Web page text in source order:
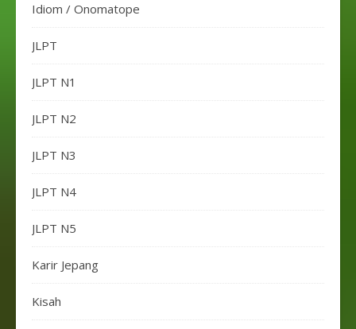
Idiom / Onomatope
JLPT
JLPT N1
JLPT N2
JLPT N3
JLPT N4
JLPT N5
Karir Jepang
Kisah